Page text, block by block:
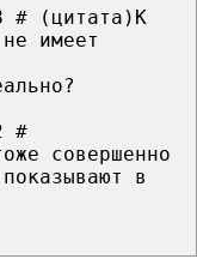
# (цитата)К
имеет
#
совершенно
в